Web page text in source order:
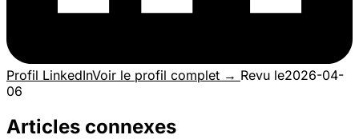
Profil LinkedInVoir le profil complet → Revu le2026-04-
06
Articles connexes